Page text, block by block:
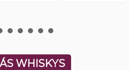
WHISKYS